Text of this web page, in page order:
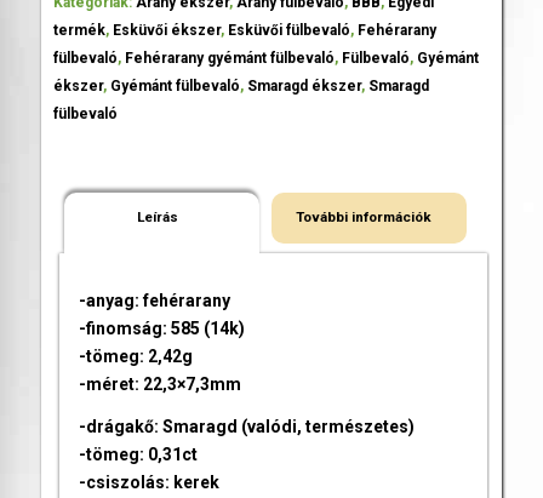
termék, Esküvői ékszer, Esküvői fülbevaló, Fehérarany
fülbevaló, Fehérarany gyémánt fülbevaló, Fülbevaló, Gyémánt
ékszer, Gyémánt fülbevaló, Smaragd ékszer, Smaragd
fülbevaló
Leírás További információk
-anyag: fehérarany
-finomság: 585 (14k)
-tömeg: 2,42g
-méret: 22,3×7,3mm
-drágakő: Smaragd (valódi, természetes)
-tömeg: 0,31ct
-csiszolás: kerek